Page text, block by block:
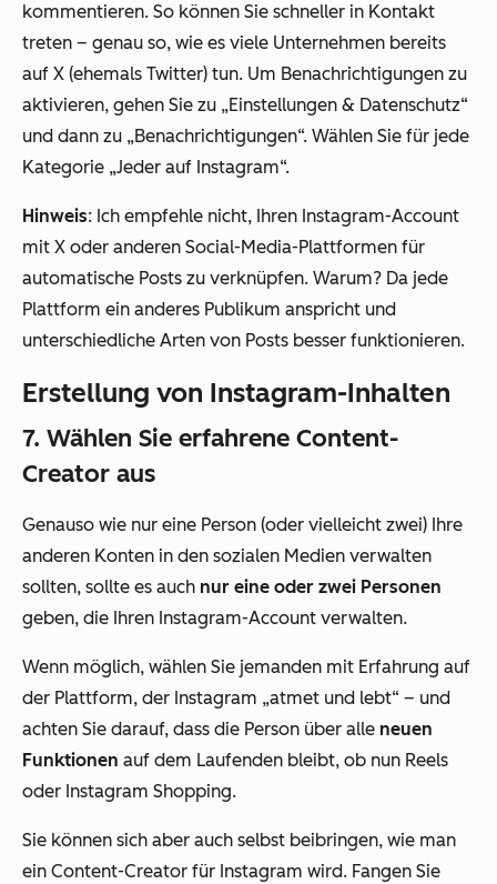
kommentieren. So können Sie schneller in Kontakt
treten – genau so, wie es viele Unternehmen bereits
auf X (ehemals Twitter) tun. Um Benachrichtigungen zu
aktivieren, gehen Sie zu „Einstellungen & Datenschutz“
und dann zu „Benachrichtigungen“. Wählen Sie für jede
Kategorie „Jeder auf Instagram“.
Hinweis: Ich empfehle nicht, Ihren Instagram-Account
mit X oder anderen Social-Media-Plattformen für
automatische Posts zu verknüpfen. Warum? Da jede
Plattform ein anderes Publikum anspricht und
unterschiedliche Arten von Posts besser funktionieren.
Erstellung von Instagram-Inhalten
7. Wählen Sie erfahrene Content-
Creator aus
Genauso wie nur eine Person (oder vielleicht zwei) Ihre
anderen Konten in den sozialen Medien verwalten
sollten, sollte es auch nur eine oder zwei Personen
geben, die Ihren Instagram-Account verwalten.
Wenn möglich, wählen Sie jemanden mit Erfahrung auf
der Plattform, der Instagram „atmet und lebt“ – und
achten Sie darauf, dass die Person über alle neuen
Funktionen auf dem Laufenden bleibt, ob nun Reels
oder Instagram Shopping.
Sie können sich aber auch selbst beibringen, wie man
ein Content-Creator für Instagram wird. Fangen Sie